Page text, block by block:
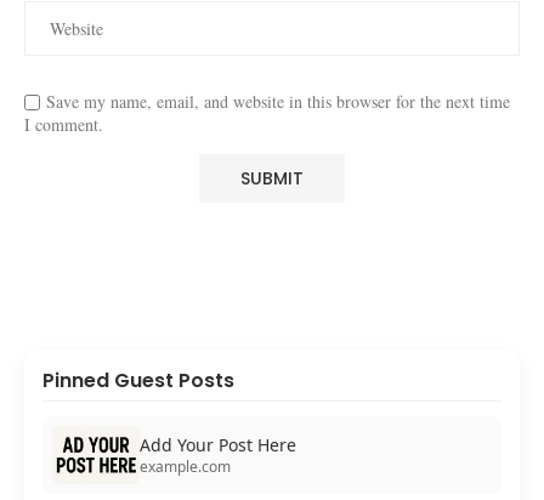
Save my name, email, and website in this browser for the next time
I comment.
Pinned Guest Posts
Add Your Post Here
example.com